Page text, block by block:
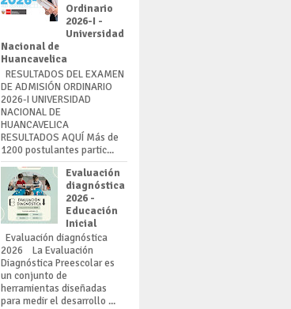
Ordinario
2026-I -
Universidad
Nacional de
Huancavelica
RESULTADOS DEL EXAMEN
DE ADMISIÓN ORDINARIO
2026-I UNIVERSIDAD
NACIONAL DE
HUANCAVELICA
RESULTADOS AQUÍ Más de
1200 postulantes partic...
Evaluación
diagnóstica
2026 -
Educación
Inicial
Evaluación diagnóstica
2026 La Evaluación
Diagnóstica Preescolar es
un conjunto de
herramientas diseñadas
para medir el desarrollo ...